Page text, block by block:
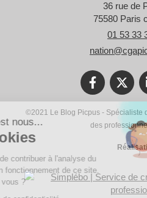
36 rue de
75580 Paris
01 53 33
©2021 Le Blog Picpus - Spécialiste
des
c'est nous...
Cookies
rôle est de contribuer à l'analyse du
et au bon fonctionnement de ce site.
OK pour vous ?